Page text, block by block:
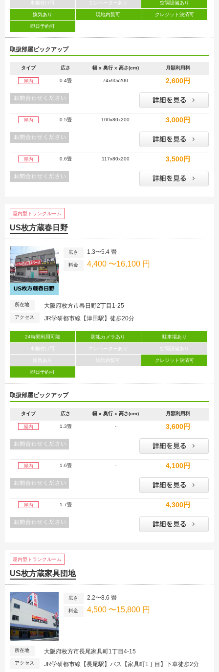
車横付け可 エレベーターあり 空調設備あり
換気あり 現地内覧可 クレジット決済可
即日予約可
取扱部屋ピックアップ
タイプ 広さ 幅 x 奥行 x 高さ(cm) 月額利用料
屋内 0.4畳 74x90x200 2,600円
屋内 0.5畳 100x80x200 3,000円
屋内 0.6畳 117x80x200 3,500円
屋内型トランクルーム
US枚方蔵春日野
広さ 1.3〜5.4 畳
料金 4,400 〜16,100 円
所在地 大阪府枚方市春日野2丁目1-25
アクセス JR学研都市線【津田駅】徒歩20分
24時間利用可能 防犯カメラあり 駐車場あり
車横付け可 エレベーターあり 空調設備あり
換気あり 現地内覧可 クレジット決済可
即日予約可
取扱部屋ピックアップ
タイプ 広さ 幅 x 奥行 x 高さ(cm) 月額利用料
屋内 1.3畳 - 3,600円
屋内 1.6畳 - 4,100円
屋内 1.7畳 - 4,300円
屋内型トランクルーム
US枚方蔵家具団地
広さ 2.2〜8.6 畳
料金 4,500 〜15,800 円
所在地 大阪府枚方市長尾家具町1丁目4-15
アクセス JR学研都市線【長尾駅】バス【家具町1丁目】下車徒歩2分